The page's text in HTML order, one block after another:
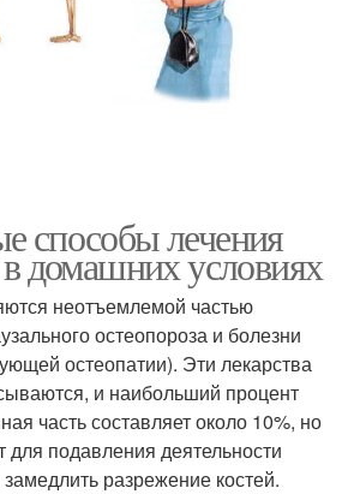
способы лечения
в домашних условиях
неотъемлемой частью
остеопороза и болезни
остеопатии). Эти лекарства
и наибольший процент
часть составляет около 10%, но
для подавления деятельности
разрежение костей.